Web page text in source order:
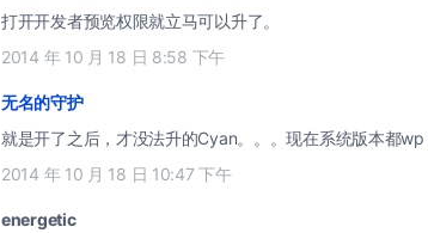
打开开发者预览权限就立马可以升了。
2014 年 10 月 18 日 8:58 下午
无名的守护
就是开了之后，才没法升的Cyan。。。现在系统版本都
2014 年 10 月 18 日 10:47 下午
energetic